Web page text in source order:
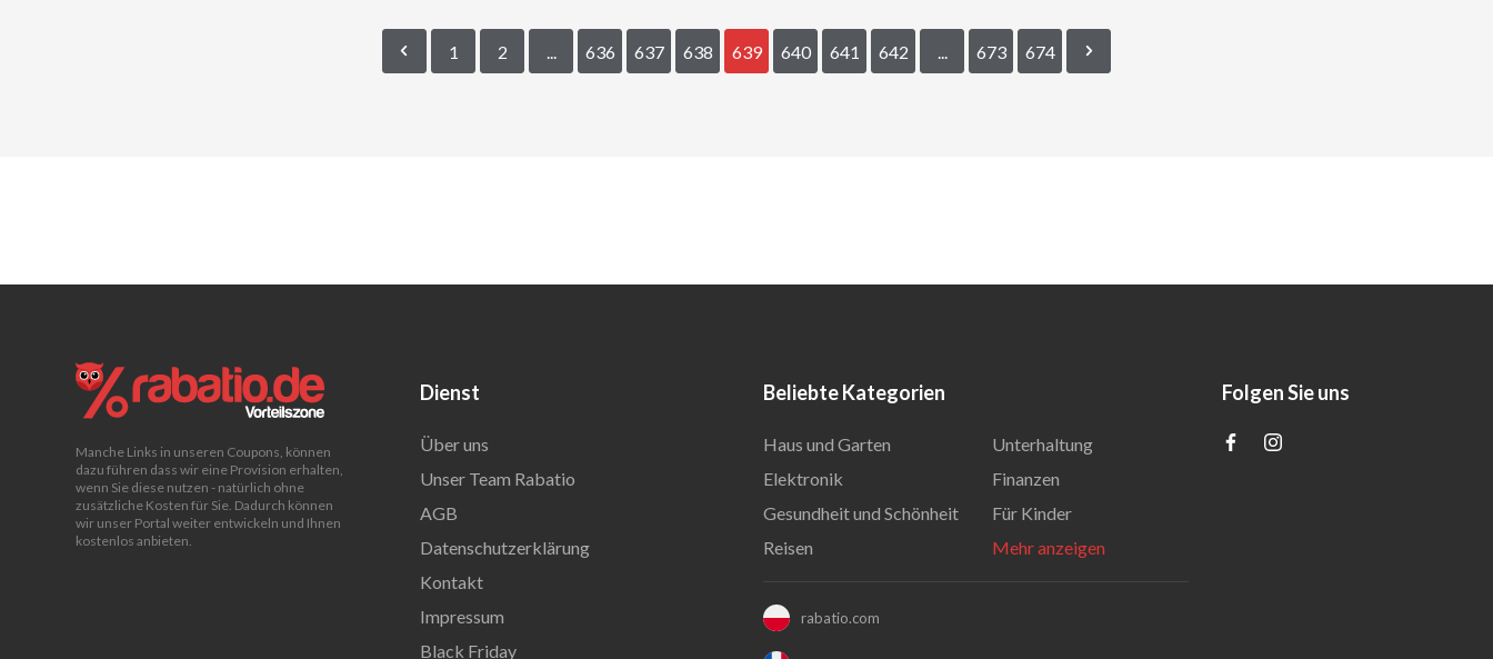
1 2 636 637 638 639 640 641 642 673 674
Manche Links in unseren Coupons, können
dazu führen dass wir eine Provision erhalten,
wenn Sie diese nutzen - natürlich ohne
zusätzliche Kosten für Sie. Dadurch können
wir unser Portal weiter entwickeln und Ihnen
kostenlos anbieten.
Dienst
Über uns
Unser Team Rabatio
AGB
Datenschutzerklärung
Kontakt
Impressum
Black Friday
Beliebte Kategorien
Haus und Garten
Elektronik
Gesundheit und Schönheit
Reisen
Unterhaltung
Finanzen
Für Kinder
Mehr anzeigen
rabatio.com
Folgen Sie uns